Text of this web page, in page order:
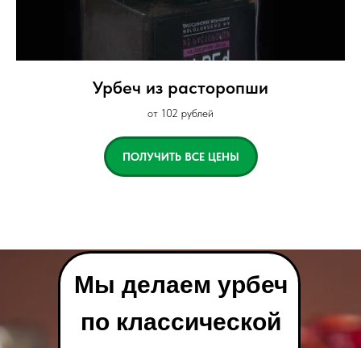
Урбеч из расторопши
от 102 рублей
ПОЛУЧИТЬ ВСЕ ЦЕНЫ
Мы делаем урбеч
по классической